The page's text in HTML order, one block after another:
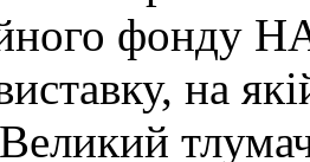
фонду
на